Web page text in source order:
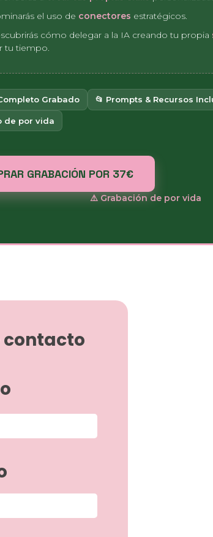
el uso de conectores estratégicos.
cómo delegar a la IA creando tu propia
tu tiempo.
Grabado 📂 Prompts & Recursos
de por vida
GRABACIÓN POR 37€
⚠️ Grabación de por vida
contacto